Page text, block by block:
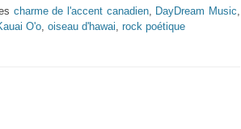
charme de l'accent canadien, DayDream Music,
O'o, oiseau d'hawai, rock poétique